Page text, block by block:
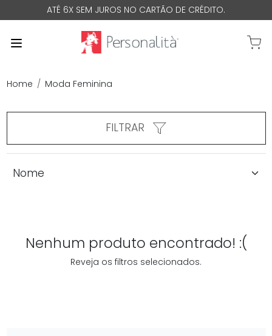
ATÉ 6X SEM JUROS NO CARTÃO DE CRÉDITO.
0
Home Moda Feminina
FILTRAR
Nenhum produto encontrado! :(
Reveja os filtros selecionados.